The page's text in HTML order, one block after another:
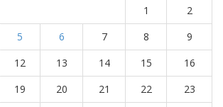
1
2
5 6 7 8
9
12 13 14 15
16
19 20 21 22
23